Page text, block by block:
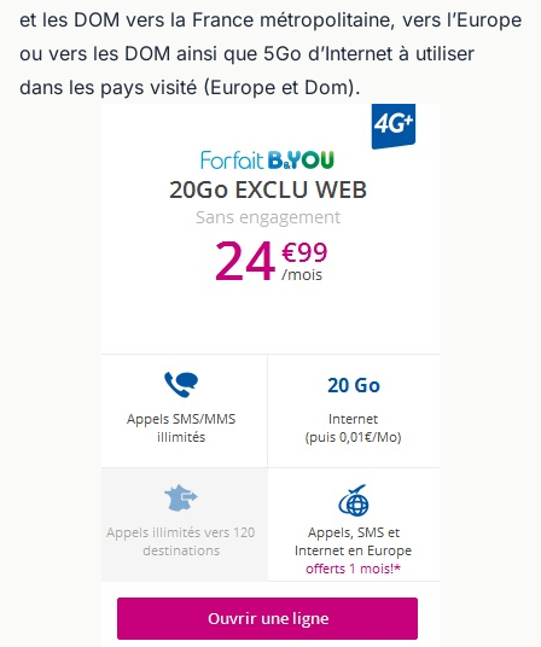
et les DOM vers la France métropolitaine, vers l’Europe
ou vers les DOM ainsi que 5Go d’Internet à utiliser
dans les pays visité (Europe et Dom).